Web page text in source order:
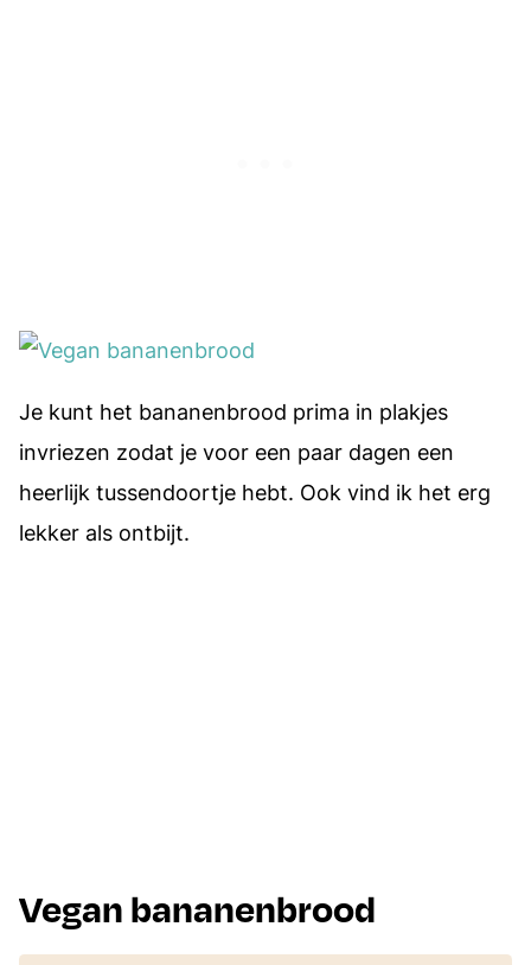
Je kunt het bananenbrood prima in plakjes
invriezen zodat je voor een paar dagen een
heerlijk tussendoortje hebt. Ook vind ik het erg
lekker als ontbijt.
Vegan bananenbrood